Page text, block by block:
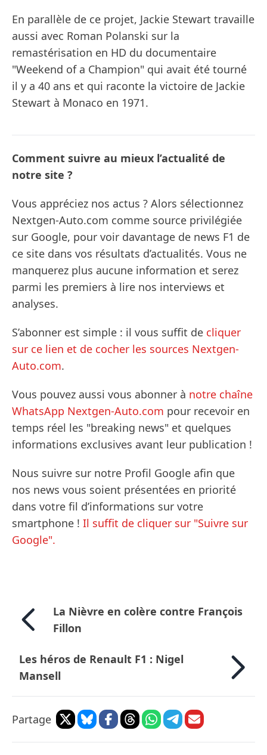
En parallèle de ce projet, Jackie Stewart travaille
aussi avec Roman Polanski sur la
remastérisation en HD du documentaire
"Weekend of a Champion" qui avait été tourné
il y a 40 ans et qui raconte la victoire de Jackie
Stewart à Monaco en 1971.
Comment suivre au mieux l’actualité de
notre site ?
Vous appréciez nos actus ? Alors sélectionnez
Nextgen-Auto.com comme source privilégiée
sur Google, pour voir davantage de news F1 de
ce site dans vos résultats d’actualités. Vous ne
manquerez plus aucune information et serez
parmi les premiers à lire nos interviews et
analyses.
S’abonner est simple : il vous suffit de cliquer
sur ce lien et de cocher les sources Nextgen-
Auto.com.
Vous pouvez aussi vous abonner à notre chaîne
WhatsApp Nextgen-Auto.com pour recevoir en
temps réel les "breaking news" et quelques
informations exclusives avant leur publication !
Nous suivre sur notre Profil Google afin que
nos news vous soient présentées en priorité
dans votre fil d’informations sur votre
smartphone ! Il suffit de cliquer sur "Suivre sur
Google".
La Nièvre en colère contre François
Fillon
Les héros de Renault F1 : Nigel
Mansell
Partage